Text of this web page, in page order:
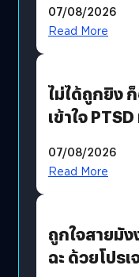
07/08/2026
Read More
ไม่ได้ถูกยิง
เข้าใจ
07/08/2026
Read More
ถูกใจสายมัง
ฉะ ด้วยโปร